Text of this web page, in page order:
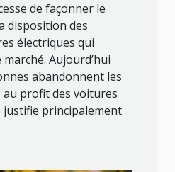
de façonner le
disposition des
électriques qui
Aujourd’hui
abandonnent les
au profit des voitures
justifie principalement